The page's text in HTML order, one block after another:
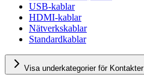
USB-kablar
HDMI-kablar
Nätverkskablar
Standardkablar
Visa underkategorier för Kontakter